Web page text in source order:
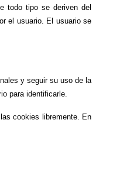
todo tipo se deriven del
el usuario. El usuario se
y seguir su uso de la
para identificarle.
cookies libremente. En